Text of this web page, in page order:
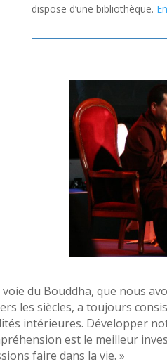
dispose d’une bibliothèque.
voie du Bouddha, que nous
les siècles, a toujours
intérieures. Développer
est le meilleur
faire dans la vie. »